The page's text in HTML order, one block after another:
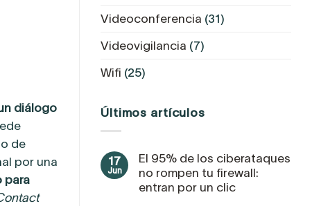
diálogo
de
por una
para
Videoconferencia (31)
Videovigilancia (7)
Wifi (25)
Últimos artículos
17
Jun
El 95% de los ciberataques
no rompen tu firewall:
entran por un clic